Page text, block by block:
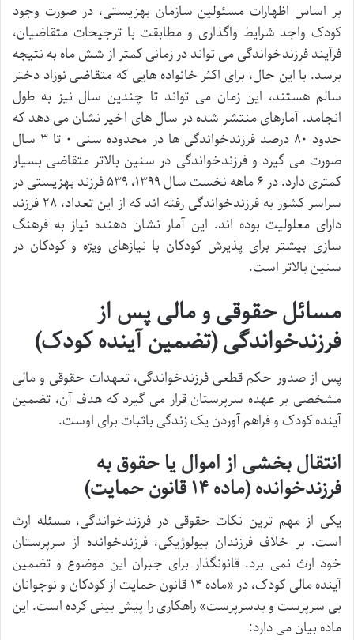
بر اساس اظهارات مسئولین سازمان بهزیستی، در صورت وجود
کودک واجد شرایط واگذاری و مطابقت با ترجیحات متقاضیان،
فرآیند فرزندخواندگی می تواند در زمانی کمتر از شش ماه به نتیجه
برسد. با این حال، برای اکثر خانواده هایی که متقاضی نوزاد دختر
سالم هستند، این زمان می تواند تا چندین سال نیز به طول
انجامد. آمارهای منتشر شده در سال های اخیر نشان می دهد که
حدود ۸۰ درصد فرزندخواندگی ها در محدوده سنی ۰ تا ۳ سال
صورت می گیرد و فرزندخواندگی در سنین بالاتر متقاضی بسیار
کمتری دارد. در ۶ ماهه نخست سال ۱۳۹۹، ۵۳۹ فرزند بهزیستی در
سراسر کشور به فرزندخواندگی رفته اند که از این تعداد، ۲۸ فرزند
دارای معلولیت بوده اند. این آمار نشان دهنده نیاز به فرهنگ
سازی بیشتر برای پذیرش کودکان با نیازهای ویژه و کودکان در
سنین بالاتر است.
مسائل حقوقی و مالی پس از
فرزندخواندگی (تضمین آینده کودک)
پس از صدور حکم قطعی فرزندخواندگی، تعهدات حقوقی و مالی
مشخصی بر عهده سرپرستان قرار می گیرد که هدف آن، تضمین
آینده کودک و فراهم آوردن یک زندگی باثبات برای اوست.
انتقال بخشی از اموال یا حقوق به
فرزندخوانده (ماده ۱۴ قانون حمایت)
یکی از مهم ترین نکات حقوقی در فرزندخواندگی، مسئله ارث
است. بر خلاف فرزندان بیولوژیکی، فرزندخوانده از سرپرستان
خود ارث نمی برد. قانونگذار برای جبران این موضوع و تضمین
آینده مالی کودک، در «ماده ۱۴ قانون حمایت از کودکان و نوجوانان
بی سرپرست و بدسرپرست» راهکاری را پیش بینی کرده است. این
ماده بیان می دارد: